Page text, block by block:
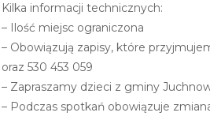
Kilka informacji technicznych:
– Ilość miejsc ograniczona
– Obowiązują zapisy, które
oraz 530 453 059
– Zapraszamy dzieci z gminy
– Podczas spotkań obowiązuje